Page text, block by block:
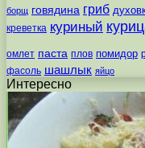
борщ говядина гриб
креветка куриный
омлет паста плов помидор
фасоль шашлык яйцо
Интересно